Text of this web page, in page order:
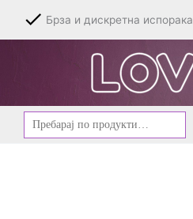
content
Брза и дискретна испорака
Барај
за: